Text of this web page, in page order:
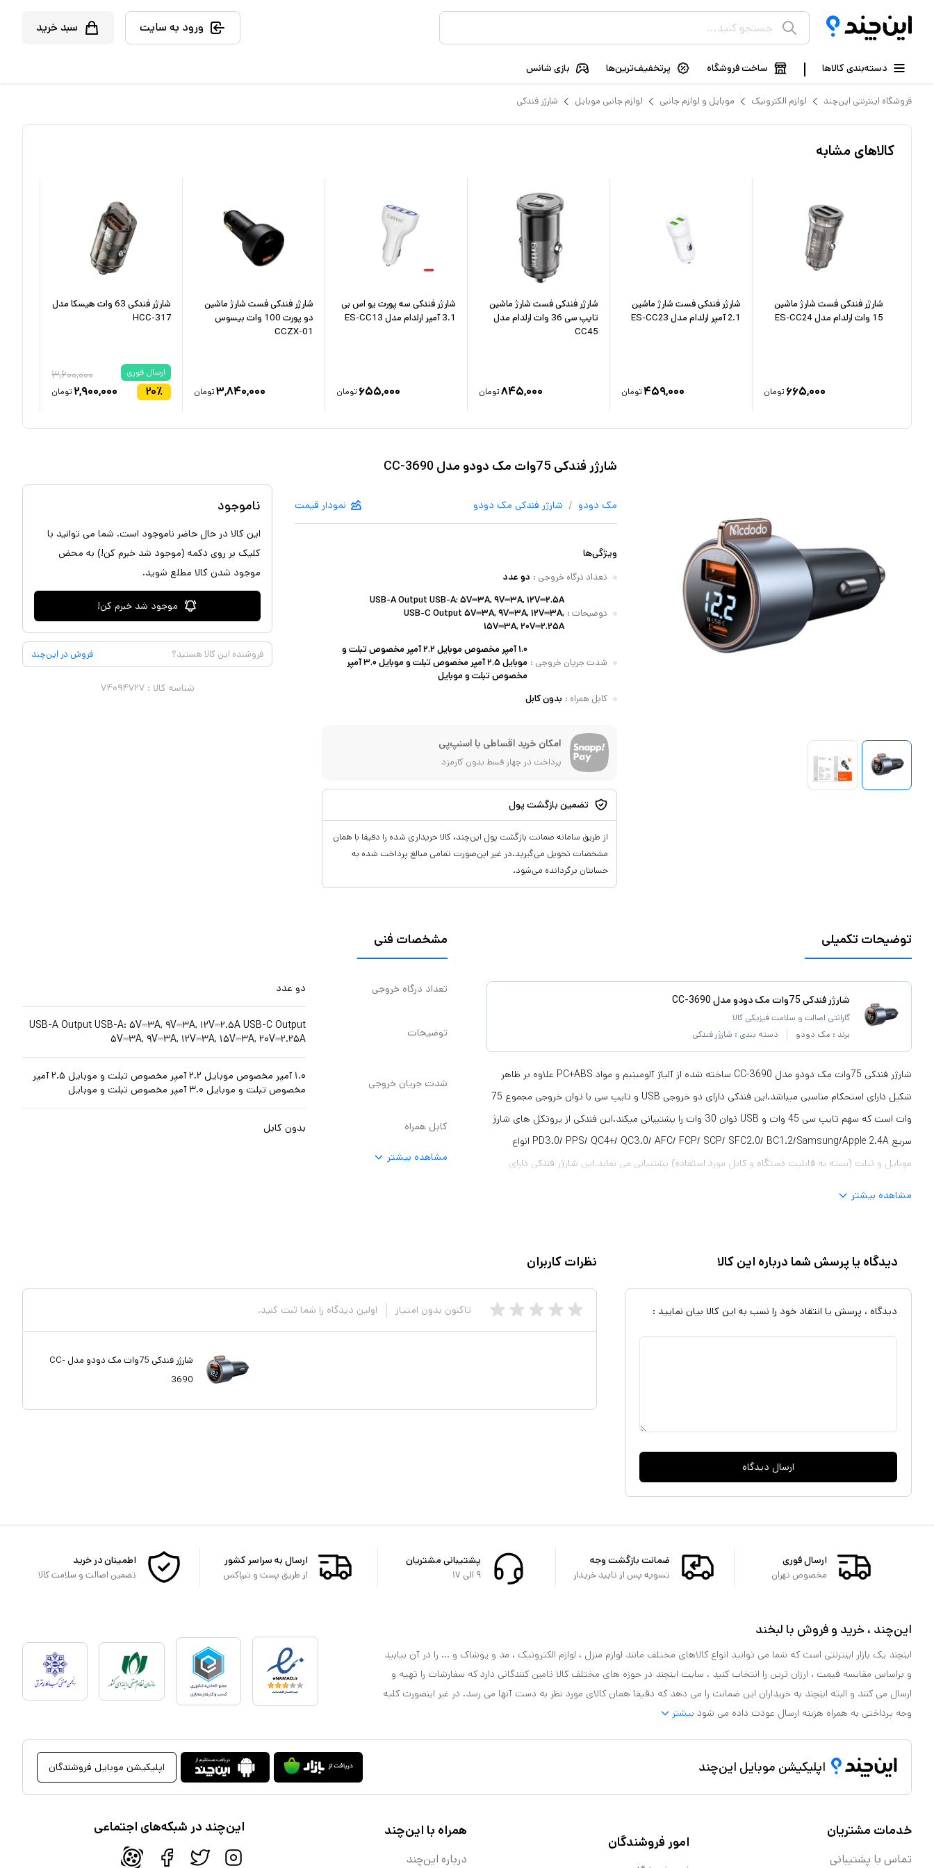
ورود به سایت سبد خرید
دسته‌بندی کالاها ساخت فروشگاه پرتخفیف‌ترین‌ها بازی شانس
فروشگاه اینترنتی این‌چند لوازم الکترونیک موبایل و لوازم جانبی لوازم جانبی موبایل شارژر فندکی
کالاهای مشابه
شارژر فندکی فست شارژ ماشین
15 وات ارلدام مدل ES-CC24
۶۶۵,۰۰۰ تومان
شارژر فندکی فست شارژ ماشین
2.1 آمپر ارلدام مدل ES-CC23
۴۵۹,۰۰۰ تومان
شارژر فندکی فست شارژ ماشین
تایپ سی 36 وات ارلدام مدل
CC45
۸۴۵,۰۰۰تومان
شارژر فندکی سه پورت یو اس بی
3.1 آمپر ارلدام مدل ES-CC13
۶۵۵,۰۰۰ تومان
شارژر فندکی فست شارژ ماشین
دو پورت 100 وات بیسوس
CCZX-01
۳,۸۴۰,۰۰۰تومان
شارژر فندکی 63 وات هیسکا مدل
HCC-317
ارسال فوری
۲۰٪
۳,۶۰۰,۰۰۰
۲,۹۰۰,۰۰۰ تومان
شارژر فندکی 75وات مک دودو مدل CC-3690
مک دودو / شارژر فندکی مک دودو نمودار قیمت
ویژگی‌ها
تعداد درگاه خروجی : دو عدد
توضیحات :
USB-A Output USB-A: ۵V⎓۳A, ۹V⎓۳A, ۱۲V⎓۲.۵A
USB-C Output ۵V⎓۳A, ۹V⎓۳A, ۱۲V⎓۳A,
۱۵V⎓۳A, ۲۰V⎓۲.۲۵A
شدت جریان خروجی :
۱.۰ آمپر مخصوص موبایل ۲.۲ آمپر مخصوص تبلت و
موبایل ۲.۵ آمپر مخصوص تبلت و موبایل ۳.۰ آمپر
مخصوص تبلت و موبایل
کابل همراه : بدون کابل
امکان خرید اقساطی با اسنپ‌پی
پرداخت در چهار قسط بدون کارمزد
تضمین بازگشت پول
از طریق سامانه ضمانت بازگشت پول این‌چند، کالا خریداری شده را دقیقا با همان
مشخصات تحویل می‌گیرید.در غیر این‌صورت تمامی مبالغ پرداخت شده به
حسابتان برگردانده می‌شود.
ناموجود
این کالا در حال حاضر ناموجود است. شما می توانید با
کلیک بر روی دکمه (موجود شد خبرم کن!) به محض
موجود شدن کالا مطلع شوید.
موجود شد خبرم کن!
فروشنده این کالا هستید؟ فروش در این‌چند
شناسه کالا :۷۴۰۹۴۷۲۷
توضیحات تکمیلی
شارژر فندکی 75وات مک دودو مدل CC-3690
گارانتی اصالت و سلامت فیزیکی کالا
برند : مک دودو دسته بندی : شارژر فندکی
شارژر فندکى 75وات مک دودو مدل CC-3690 ساخته شده از آلیاژ آلومینیم و مواد PC+ABS علاوه بر ظاهر
شکیل دارای استحکام مناسبی میباشد.این فندکی دارای دو خروجی USB و تایپ سی با توان خروجی مجموع 75
وات است که سهم تایپ سی 45 وات و USB توان 30 وات را پشتیبانی میکند.این فندکی از پروتکل های شارژ
سریع PD3.0/ PPS/ QC4+/ QC3.0/ AFC/ FCP/ SCP/ SFC2.0/ BC1.2/Samsung/Apple 2.4A انواع
موبایل و تبلت (بسته به قابلیت دستگاه و کابل مورد استفاده) پشتیبانی می نماید.این شارژر فندکی دارای
مشاهده بیشتر
مشخصات فنی
تعداد درگاه خروجی دو عدد
توضیحات
USB-A Output USB-A: ۵V⎓۳A, ۹V⎓۳A, ۱۲V⎓۲.۵A USB-C Output
۵V⎓۳A, ۹V⎓۳A, ۱۲V⎓۳A, ۱۵V⎓۳A, ۲۰V⎓۲.۲۵A
شدت جریان خروجی
۱.۰ آمپر مخصوص موبایل ۲.۲ آمپر مخصوص تبلت و موبایل ۲.۵ آمپر
مخصوص تبلت و موبایل ۳.۰ آمپر مخصوص تبلت و موبایل
کابل همراه بدون کابل
مشاهده بیشتر
دیدگاه یا پرسش شما درباره این کالا
دیدگاه ، پرسش یا انتقاد خود را نسب به این کالا بیان نمایید :
ارسال دیدگاه
نظرات کاربران
تاکنون بدون امتیاز اولین دیدگاه را شما ثبت کنید.
شارژر فندکی 75وات مک دودو مدل CC-
3690
ارسال فوری
مخصوص تهران
ضمانت بازگشت وجه
تسویه پس از تایید خریدار
پشتیبانی مشتریان
۹ الی ۱۷
ارسال به سراسر کشور
از طریق پست و تیپاکس
اطمینان در خرید
تضمین اصالت و سلامت کالا
این‌چند ، خرید و فروش با لبخند
اینچند یک بازار اینترنتی است که شما می توانید انواع کالاهای مختلف مانند لوازم منزل ، لوازم الکترونیک ، مد و پوشاک و ... را در آن بیابید
و براساس مقایسه قیمت ، ارزان ترین را انتخاب کنید . سایت اینچند در حوزه های مختلف کالا تامین کنندگانی دارد که سفارشات را تهیه و
ارسال می کنند و البته اینچند به خریداران این ضمانت را می دهد که دقیقا همان کالای مورد نظر به دست آنها می رسد. در غیر اینصورت کلیه
وجه پرداختی به همراه هزینه ارسال عودت داده می شود بیشتر
اپلیکیشن موبایل این‌چند اپلیکیشن موبایل فروشندگان
خدمات مشتریان
تماس با پشتیبانی
امور فروشندگان
همراه با این‌چند
درباره این‌چند
این‌چند در شبکه‌های اجتماعی